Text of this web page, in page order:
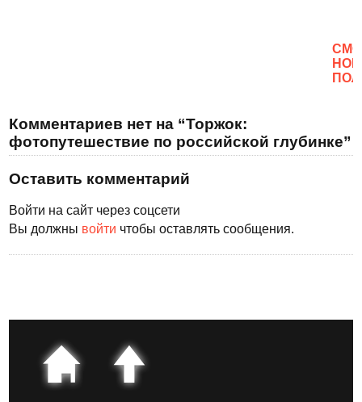
Комментариев нет на “Торжок:
фотопутешествие по российской глубинке”
Оставить комментарий
Войти на сайт через соцсети
Вы должны войти чтобы оставлять сообщения.